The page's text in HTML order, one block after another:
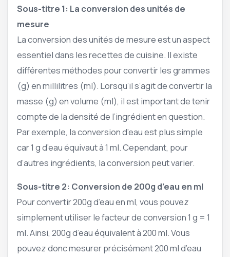
Sous-titre 1: La conversion des unités de
mesure
La conversion des unités de mesure est un aspect
essentiel dans les recettes de cuisine. Il existe
différentes méthodes pour convertir les grammes
(g) en millilitres (ml). Lorsqu’il s’agit de convertir la
masse (g) en volume (ml), il est important de tenir
compte de la densité de l’ingrédient en question.
Par exemple, la conversion d’eau est plus simple
car 1 g d’eau équivaut à 1 ml. Cependant, pour
d’autres ingrédients, la conversion peut varier.
Sous-titre 2: Conversion de 200g d’eau en ml
Pour convertir 200g d’eau en ml, vous pouvez
simplement utiliser le facteur de conversion 1 g = 1
ml. Ainsi, 200g d’eau équivalent à 200 ml. Vous
pouvez donc mesurer précisément 200 ml d’eau